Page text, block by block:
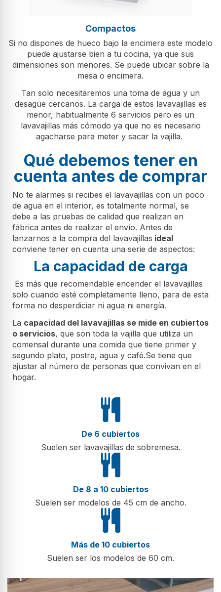
Compactos
Si no dispones de hueco bajo la encimera este modelo
puede ajustarse bien a tu cocina, ya que sus
dimensiones son menores. Se puede ubicar sobre la
mesa o encimera.
Tan solo necesitaremos una toma de agua y un
desagüe cercanos. La carga de estos lavavajillas es
menor, habitualmente 6 servicios pero es un
lavavajillas más cómodo ya que no es necesario
agacharse para meter y sacar la vajilla.
Qué debemos tener en
cuenta antes de comprar
No te alarmes si recibes el lavavajillas con un poco
de agua en el interior, es totalmente normal, se
debe a las pruebas de calidad que realizan en
fábrica antes de realizar el envío. Antes de
lanzarnos a la compra del lavavajillas ideal
conviene tener en cuenta una serie de aspectos:
La capacidad de carga
Es más que recomendable encender el lavavajillas
solo cuando esté completamente lleno, para de esta
forma no desperdiciar ni agua ni energía.
La capacidad del lavavajillas se mide en cubiertos
o servicios, que son toda la vajilla que utiliza un
comensal durante una comida que tiene primer y
segundo plato, postre, agua y café.Se tiene que
ajustar al número de personas que convivan en el
hogar.
De 6 cubiertos
Suelen ser lavavajillas de sobremesa.
De 8 a 10 cubiertos
Suelen ser modelos de 45 cm de ancho.
Más de 10 cubiertos
Suelen ser los modelos de 60 cm.